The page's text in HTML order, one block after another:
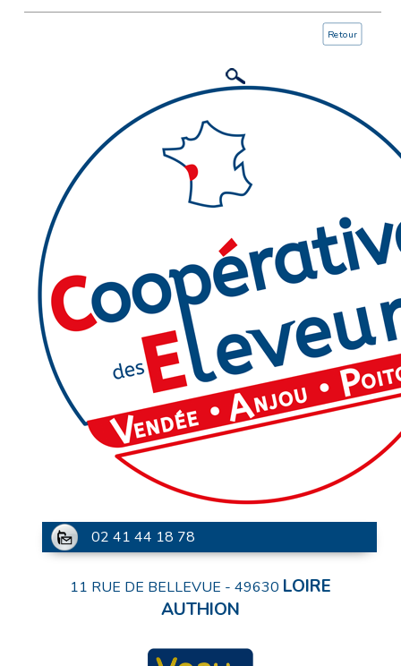
Retour
02 41 44 18 78
11 RUE DE BELLEVUE - 49630 LOIRE
AUTHION